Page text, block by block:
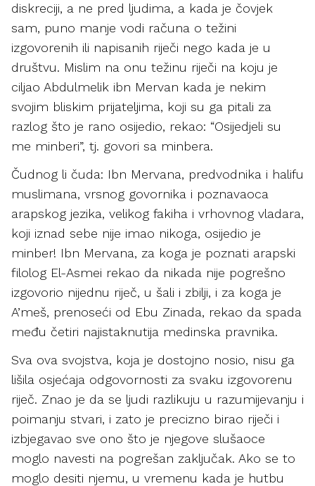
diskreciji, a ne pred ljudima, a kada je čovjek
sam, puno manje vodi računa o težini
izgovorenih ili napisanih riječi nego kada je u
društvu. Mislim na onu težinu riječi na koju je
ciljao Abdulmelik ibn Mervan kada je nekim
svojim bliskim prijateljima, koji su ga pitali za
razlog što je rano osijedio, rekao: “Osijedjeli su
me minberi”, tj. govori sa minbera.
Čudnog li čuda: Ibn Mervana, predvodnika i halifu
muslimana, vrsnog govornika i poznavaoca
arapskog jezika, velikog fakiha i vrhovnog vladara,
koji iznad sebe nije imao nikoga, osijedio je
minber! Ibn Mervana, za koga je poznati arapski
filolog El-Asmei rekao da nikada nije pogrešno
izgovorio nijednu riječ, u šali i zbilji, i za koga je
A’meš, prenoseći od Ebu Zinada, rekao da spada
među četiri najistaknutija medinska pravnika.
Sva ova svojstva, koja je dostojno nosio, nisu ga
lišila osjećaja odgovornosti za svaku izgovorenu
riječ. Znao je da se ljudi razlikuju u razumijevanju i
poimanju stvari, i zato je precizno birao riječi i
izbjegavao sve ono što je njegove slušaoce
moglo navesti na pogrešan zaključak. Ako se to
moglo desiti njemu, u vremenu kada je hutbu